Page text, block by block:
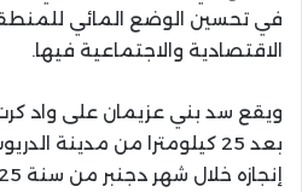
في تحسين الوضع المائي
الاقتصادية والاجتماعية فيها.
ويقع سد بني عزيمان على واد
بعد 25 كيلومترا من مدينة